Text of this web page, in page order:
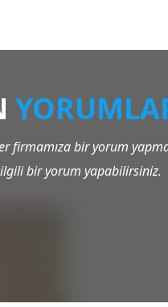
firmamıza bir yorum
bir yorum yapabilirsiniz.